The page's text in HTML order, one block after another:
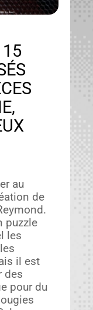
15
au
de
puz­zle
les
il est
des
pour du